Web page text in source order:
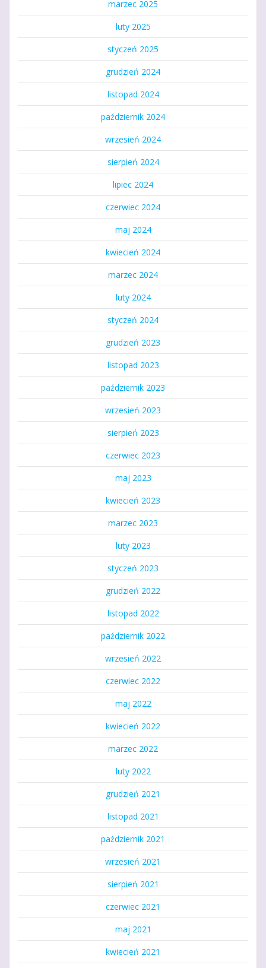
marzec 2025
luty 2025
styczeń 2025
grudzień 2024
listopad 2024
październik 2024
wrzesień 2024
sierpień 2024
lipiec 2024
czerwiec 2024
maj 2024
kwiecień 2024
marzec 2024
luty 2024
styczeń 2024
grudzień 2023
listopad 2023
październik 2023
wrzesień 2023
sierpień 2023
czerwiec 2023
maj 2023
kwiecień 2023
marzec 2023
luty 2023
styczeń 2023
grudzień 2022
listopad 2022
październik 2022
wrzesień 2022
czerwiec 2022
maj 2022
kwiecień 2022
marzec 2022
luty 2022
grudzień 2021
listopad 2021
październik 2021
wrzesień 2021
sierpień 2021
czerwiec 2021
maj 2021
kwiecień 2021